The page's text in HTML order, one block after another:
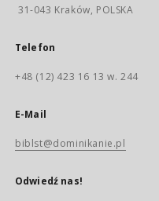
31-043 Kraków, POLSKA
Telefon
+48 (12) 423 16 13 w. 244
E-Mail
biblst@dominikanie.pl
Odwiedź nas!